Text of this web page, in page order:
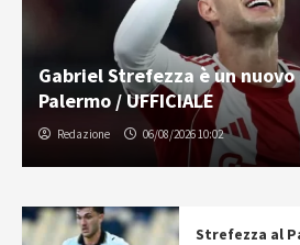
Gabriel Strefezza è un
Palermo / UFFICIALE
Redazione 06/08/2026 10:02
Strefezza al